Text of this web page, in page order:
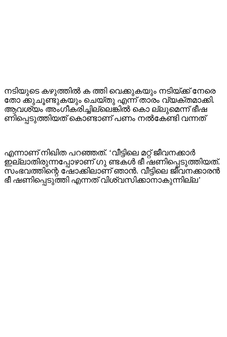
നടിയുടെ കഴുത്തില്‍ ക ത്തി വെക്കുകയും നടിയ്ക്ക് നേരെ
തോ ക്കുചൂണ്ടുകയും ചെയ്തു എന്ന് താരം വ്യക്തമാക്കി.
ആവശ്യം അംഗീകരിച്ചില്ലെങ്കില്‍ കൊ ല്ലുമെന്ന് ഭീഷ
ണിപ്പെടുത്തിയത് കൊണ്ടാണ് പണം നല്‍കേണ്ടി വന്നത്
എന്നാണ് നിഖിത പറഞ്ഞത്. ‘വീട്ടിലെ മറ്റ് ജീവനക്കാര്‍
ഇല്ലാതിരുന്നപ്പോഴാണ് ഗു ണ്ടകള്‍ ഭീ ഷണിപ്പെടുത്തിയത്.
സംഭവത്തിന്റെ ഷോക്കിലാണ് ഞാന്‍. വീട്ടിലെ ജീവനക്കാരന്‍
ഭീ ഷണിപ്പെടുത്തി എന്നത് വിശ്വസിക്കാനാകുന്നില്ല’